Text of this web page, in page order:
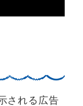
される広告